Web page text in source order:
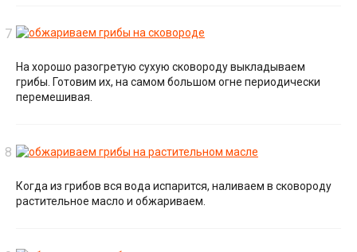
На хорошо разогретую сухую сковороду выкладываем
грибы. Готовим их, на самом большом огне периодически
перемешивая.
Когда из грибов вся вода испарится, наливаем в сковороду
растительное масло и обжариваем.